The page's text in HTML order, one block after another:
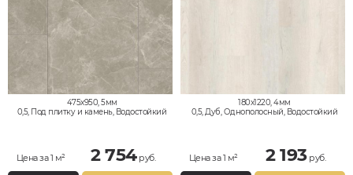
475x950, 5мм
0,5, Под плитку и камень, Водостойкий
Цена за 1 м² 2 754руб.
180x1220, 4мм
0,5, Дуб, Однополосный, Водостойкий
Цена за 1 м² 2 193руб.